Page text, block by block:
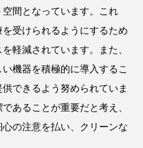
間となっています。これ
受けられるようにするため
軽減されています。また、
機器を積極的に導入するこ
できるよう努められていま
あることが重要だと考え、
の注意を払い、クリーンな